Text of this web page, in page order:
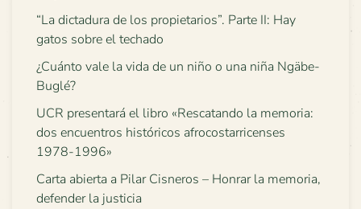
“La dictadura de los propietarios”. Parte II: Hay
gatos sobre el techado
¿Cuánto vale la vida de un niño o una niña Ngäbe-
Buglé?
UCR presentará el libro «Rescatando la memoria:
dos encuentros históricos afrocostarricenses
1978-1996»
Carta abierta a Pilar Cisneros – Honrar la memoria,
defender la justicia